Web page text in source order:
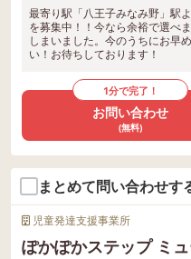
最寄り駅「八王子みなみ野」駅
を募集中！！今なら余裕で選べ
しまいました。今のうちにお早
い！お待ちしております！
1分で完了！
お問い合わせ
(無料)
まとめて問い合わせす
児童発達支援事業所
ぽかぽかステップ ミ